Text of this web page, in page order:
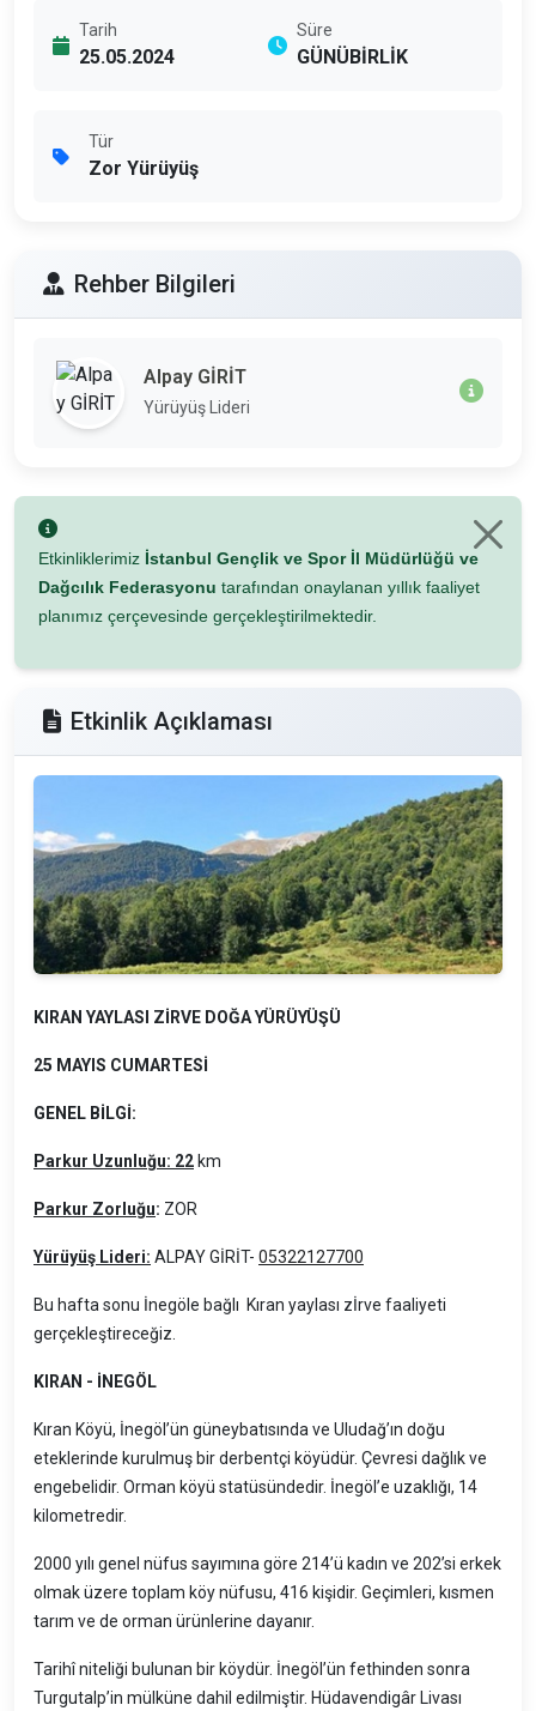
Tarih
25.05.2024
Süre
GÜNÜBİRLİK
Tür
Zor Yürüyüş
Rehber Bilgileri
Alpay GİRİT
Yürüyüş Lideri
Etkinliklerimiz İstanbul Gençlik ve Spor İl Müdürlüğü ve
Dağcılık Federasyonu tarafından onaylanan yıllık faaliyet
planımız çerçevesinde gerçekleştirilmektedir.
Etkinlik Açıklaması
KIRAN YAYLASI ZİRVE DOĞA YÜRÜYÜŞÜ
25 MAYIS CUMARTESİ
GENEL BİLGİ:
Parkur Uzunluğu: 22 km
Parkur Zorluğu: ZOR
Yürüyüş Lideri: ALPAY GİRİT- 05322127700
Bu hafta sonu İnegöle bağlı Kıran yaylası zİrve faaliyeti
gerçekleştireceğiz.
KIRAN - İNEGÖL
Kıran Köyü, İnegöl’ün güneybatısında ve Uludağ’ın doğu
eteklerinde kurulmuş bir derbentçi köyüdür. Çevresi dağlık ve
engebelidir. Orman köyü statüsündedir. İnegöl’e uzaklığı, 14
kilometredir.
2000 yılı genel nüfus sayımına göre 214’ü kadın ve 202’si erkek
olmak üzere toplam köy nüfusu, 416 kişidir. Geçimleri, kısmen
tarım ve de orman ürünlerine dayanır.
Tarihî niteliği bulunan bir köydür. İnegöl’ün fethinden sonra
Turgutalp’in mülküne dahil edilmiştir. Hüdavendigâr Livası